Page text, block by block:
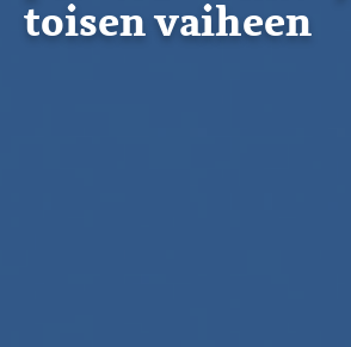
toisen vaiheen